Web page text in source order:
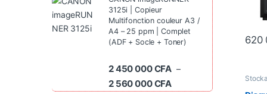
620
dur
3125i | Copieur
Multifonction couleur A3 /
A4 – 25 ppm | Complet
(ADF + Socle + Toner)
2 450 000CFA –
2 560 000CFA Plage de prix : 2 450